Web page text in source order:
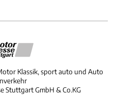
Klassik, sport auto und Auto
Stuttgart GmbH & Co.KG